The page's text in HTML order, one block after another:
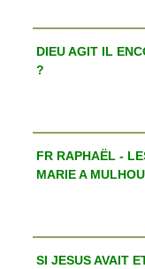
DIEU AGIT IL
?
FR RAPHAËL -
MARIE A
SI JESUS AVAIT